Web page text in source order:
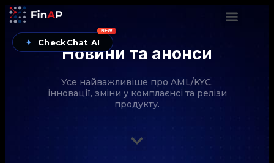
✦ CheckChat AI
NEW
Новини та анонси
Усе найважливіше про AML/KYC,
інновації, зміни у комплаєнсі та релізи
продукту.